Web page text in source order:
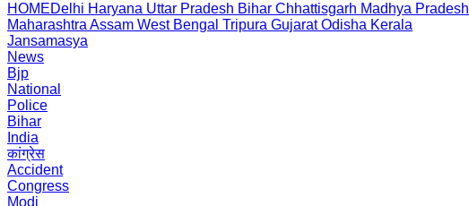
HOMEDelhi Haryana Uttar Pradesh Bihar Chhattisgarh Madhya Pradesh
Maharashtra Assam West Bengal Tripura Gujarat Odisha Kerala
Jansamasya
News
Bjp
National
Police
Bihar
India
कांग्रेस
Accident
Congress
Modi